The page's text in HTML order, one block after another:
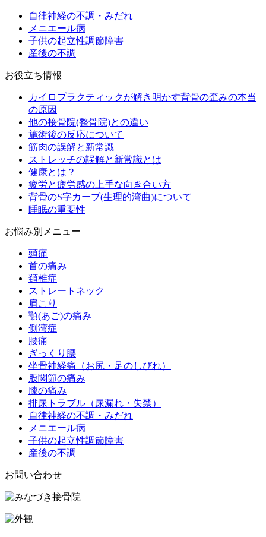
自律神経の不調・みだれ
メニエール病
子供の起立性調節障害
産後の不調
お役立ち情報
カイロプラクティックが解き明かす背骨の歪みの本当
の原因
他の接骨院(整骨院)との違い
施術後の反応について
筋肉の誤解と新常識
ストレッチの誤解と新常識とは
健康とは？
疲労と疲労感の上手な向き合い方
背骨のS字カーブ(生理的湾曲)について
睡眠の重要性
お悩み別メニュー
頭痛
首の痛み
頚椎症
ストレートネック
肩こり
顎(あご)の痛み
側湾症
腰痛
ぎっくり腰
坐骨神経痛（お尻・足のしびれ）
股関節の痛み
膝の痛み
排尿トラブル（尿漏れ・失禁）
自律神経の不調・みだれ
メニエール病
子供の起立性調節障害
産後の不調
お問い合わせ